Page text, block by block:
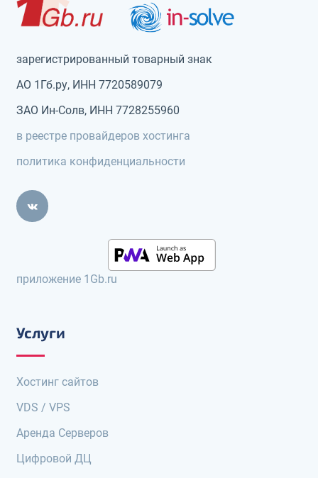
зарегистрированный товарный знак
АО 1Гб.ру, ИНН 7720589079
ЗАО Ин-Солв, ИНН 7728255960
в реестре провайдеров хостинга
политика конфиденциальности
приложение 1Gb.ru
Услуги
Хостинг сайтов
VDS / VPS
Аренда Серверов
Цифровой ДЦ